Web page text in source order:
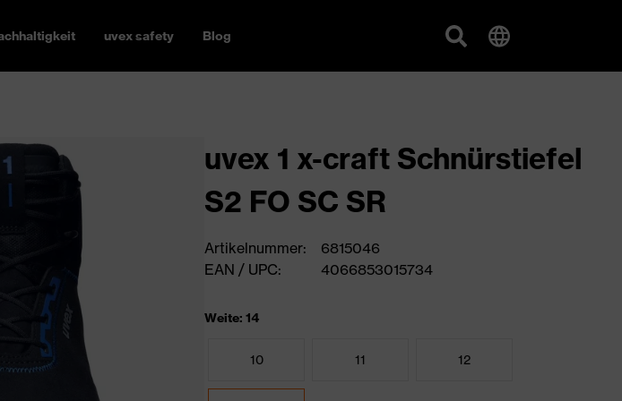
uvex safety Blog
uvex 1 x-craft Schnürstiefel
S2 FO SC SR
Artikelnummer:
6815046
EAN / UPC:
4066853015734
Weite: 14
10 11 12